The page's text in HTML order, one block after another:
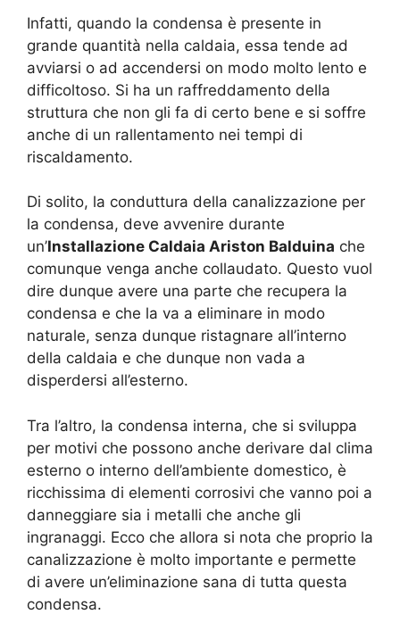
Infatti, quando la condensa è presente in
grande quantità nella caldaia, essa tende ad
avviarsi o ad accendersi on modo molto lento e
difficoltoso. Si ha un raffreddamento della
struttura che non gli fa di certo bene e si soffre
anche di un rallentamento nei tempi di
riscaldamento.
Di solito, la conduttura della canalizzazione per
la condensa, deve avvenire durante
un’Installazione Caldaia Ariston Balduina che
comunque venga anche collaudato. Questo vuol
dire dunque avere una parte che recupera la
condensa e che la va a eliminare in modo
naturale, senza dunque ristagnare all’interno
della caldaia e che dunque non vada a
disperdersi all’esterno.
Tra l’altro, la condensa interna, che si sviluppa
per motivi che possono anche derivare dal clima
esterno o interno dell’ambiente domestico, è
ricchissima di elementi corrosivi che vanno poi a
danneggiare sia i metalli che anche gli
ingranaggi. Ecco che allora si nota che proprio la
canalizzazione è molto importante e permette
di avere un’eliminazione sana di tutta questa
condensa.